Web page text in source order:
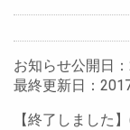
お知らせ公開日
最終更新日：
【終了しました